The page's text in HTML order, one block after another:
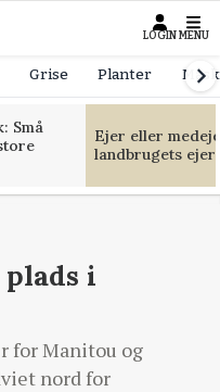
LOGIN MENU
Grise Planter
Små
Ejer eller
landbrugets
i
for Manitou og
nord for